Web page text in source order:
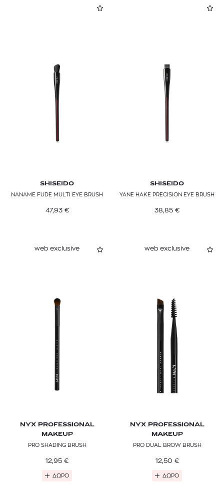
SHISEIDO
NANAME FUDE MULTI EYE BRUSH
47,93 €
SHISEIDO
YANE HAKE PRECISION EYE BRUSH
38,85 €
web exclusive
NYX PROFESSIONAL
MAKEUP
PRO SHADING BRUSH
12,95 €
ΔΩΡΟ
web exclusive
NYX PROFESSIONAL
MAKEUP
PRO DUAL BROW BRUSH
12,50 €
ΔΩΡΟ